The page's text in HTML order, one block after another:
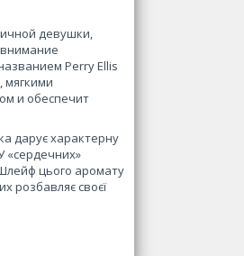
девушки,
Perry Ellis
мягкими
и обеспечит
дарує характерну
«сердечних»
Шлейф цього аромату
розбавляє своєї